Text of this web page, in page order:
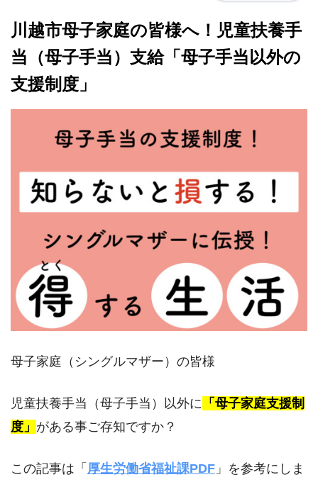
川越市母子家庭の皆様へ！児童扶養手
当（母子手当）支給「母子手当以外の
支援制度」
母子家庭（シングルマザー）の皆様
児童扶養手当（母子手当）以外に 「母子家庭支援制
度」 がある事ご存知ですか？
この記事は「 厚生労働省福祉課PDF 」を参考にしま